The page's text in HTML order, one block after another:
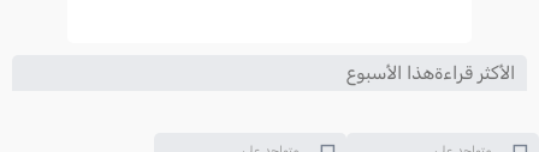
الأكثر قراءةهذا الأسبوع